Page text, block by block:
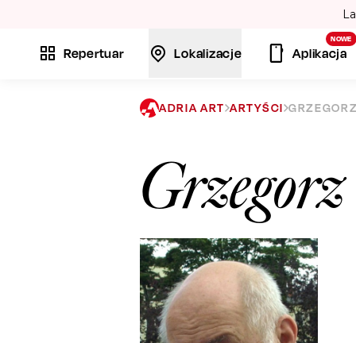
Repertuar Lokalizacje
NOWE
Aplikacja
ADRIA ART ARTYŚCI